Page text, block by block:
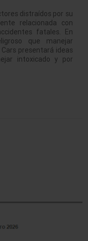
distraídos por su
relacionada con
fatales. En
que manejar
presentará ideas
intoxicado y por